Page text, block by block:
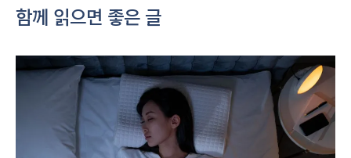
함께 읽으면 좋은 글